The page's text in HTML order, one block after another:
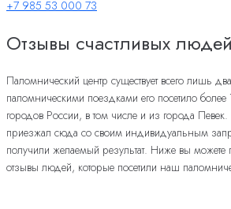
+7 985 53 000 73
Отзывы счастливых людей
Паломнический центр существует всего лишь
паломническими поездками его посетило
городов России, в том числе и из города
приезжал сюда со своим индивидуальным
получили желаемый результат. Ниже вы можете
отзывы людей, которые посетили наш